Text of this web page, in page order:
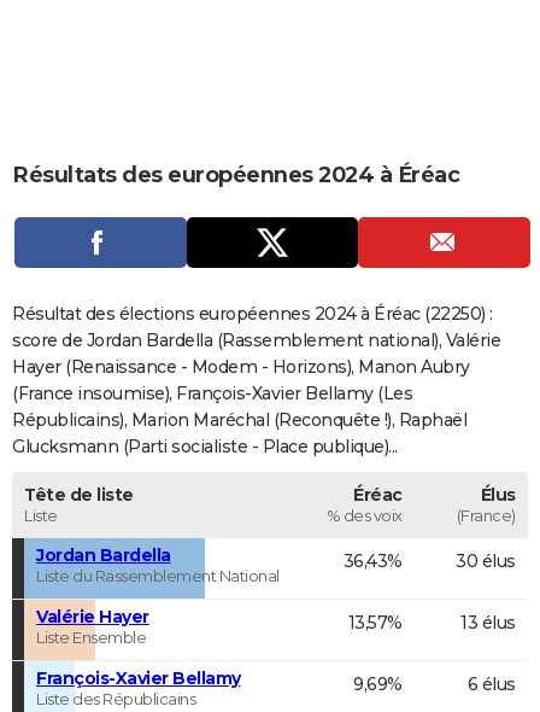
CARTE DE VOEUX
Carte de Noël
Carte Bonne année
Carte Saint-Valentin
Carte Pâques
Carte d'anniversaire
DICTIONNAIRE
Dictionnaire
Biographies
Citations
Expressions
Proverbes
PROGRAMME TV
COPAINS D'AVANT
S'inscrire
Se connecter
Lycées
Collèges
Primaires
Universités
Entreprises
Service militaire
Avis de recherche
AVIS DE DÉCÈS
FORUM
Résultats des européennes 2024 à Éréac
Résultat des élections européennes 2024 à Éréac (22250) :
score de Jordan Bardella (Rassemblement national), Valérie
Hayer (Renaissance - Modem - Horizons), Manon Aubry
(France insoumise), François-Xavier Bellamy (Les
Républicains), Marion Maréchal (Reconquête !), Raphaël
Glucksmann (Parti socialiste - Place publique)...
Tête de liste
Liste
Éréac
% des voix
Élus
(France)
Jordan Bardella
Liste du Rassemblement National
36,43% 30 élus
Valérie Hayer
Liste Ensemble
13,57% 13 élus
François-Xavier Bellamy
Liste des Républicains
9,69% 6 élus